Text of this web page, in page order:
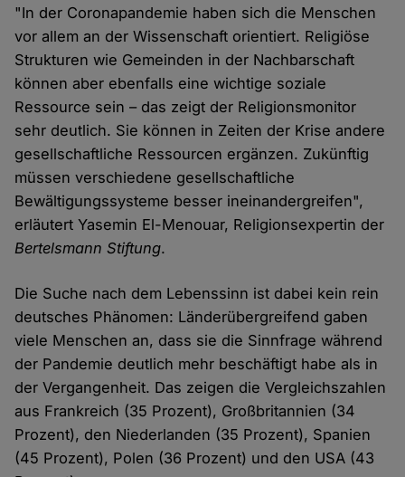
"In der Coronapandemie haben sich die Menschen
vor allem an der Wissenschaft orientiert. Religiöse
Strukturen wie Gemeinden in der Nachbarschaft
können aber ebenfalls eine wichtige soziale
Ressource sein – das zeigt der Religionsmonitor
sehr deutlich. Sie können in Zeiten der Krise andere
gesellschaftliche Ressourcen ergänzen. Zukünftig
müssen verschiedene gesellschaftliche
Bewältigungssysteme besser ineinandergreifen",
erläutert Yasemin El-Menouar, Religionsexpertin der
Bertelsmann Stiftung.
Die Suche nach dem Lebenssinn ist dabei kein rein
deutsches Phänomen: Länderübergreifend gaben
viele Menschen an, dass sie die Sinnfrage während
der Pandemie deutlich mehr beschäftigt habe als in
der Vergangenheit. Das zeigen die Vergleichszahlen
aus Frankreich (35 Prozent), Großbritannien (34
Prozent), den Niederlanden (35 Prozent), Spanien
(45 Prozent), Polen (36 Prozent) und den USA (43